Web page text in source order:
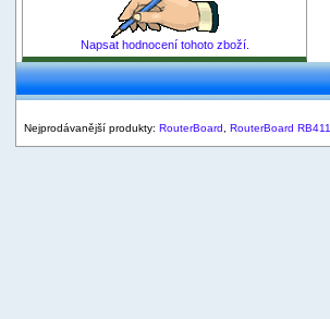
Napsat hodnocení tohoto zboží.
Nejprodávanější produkty: RouterBoard RouterBoard RB411